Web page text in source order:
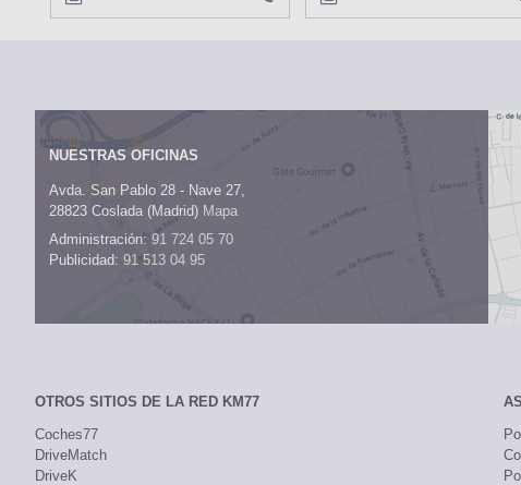
NUESTRAS OFICINAS
Avda. San Pablo 28 - Nave 27,
28823 Coslada (Madrid) Mapa
Administración:91 724 05 70
Publicidad: 91 513 04 95
OTROS SITIOS DE LA RED KM77
Coches77
DriveMatch
DriveK